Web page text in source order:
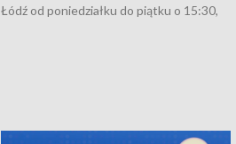
Łódź od poniedziałku do piątku o 15:30,